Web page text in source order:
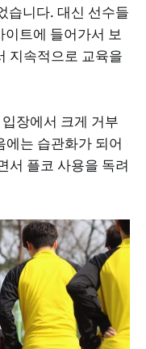
습니다. 대신 선수들
트에 들어가서 보
지속적으로 교육을
장에서 크게 거부
는 습관화가 되어
서 플코 사용을 독려